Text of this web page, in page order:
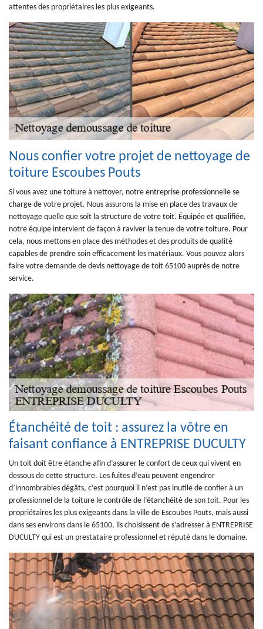
attentes des propriétaires les plus exigeants.
Nous confier votre projet de nettoyage de
toiture Escoubes Pouts
Si vous avez une toiture à nettoyer, notre entreprise professionnelle se
charge de votre projet. Nous assurons la mise en place des travaux de
nettoyage quelle que soit la structure de votre toit. Équipée et qualifiée,
notre équipe intervient de façon à raviver la tenue de votre toiture. Pour
cela, nous mettons en place des méthodes et des produits de qualité
capables de prendre soin efficacement les matériaux. Vous pouvez alors
faire votre demande de devis nettoyage de toit 65100 auprès de notre
service.
Étanchéité de toit : assurez la vôtre en
faisant confiance à ENTREPRISE DUCULTY
Un toit doit être étanche afin d’assurer le confort de ceux qui vivent en
dessous de cette structure. Les fuites d’eau peuvent engendrer
d’innombrables dégâts, c’est pourquoi il n’est pas inutile de confier à un
professionnel de la toiture le contrôle de l’étanchéité de son toit. Pour les
propriétaires les plus exigeants dans la ville de Escoubes Pouts, mais aussi
dans ses environs dans le 65100, ils choisissent de s’adresser à ENTREPRISE
DUCULTY qui est un prestataire professionnel et réputé dans le domaine.